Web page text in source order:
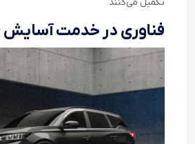
فناوری در خدمت آسایش